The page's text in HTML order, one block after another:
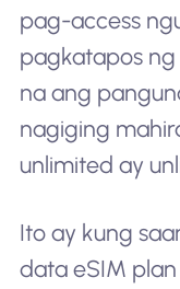
pag-access
pagkatapos
na ang
nagiging
unlimited ay
Ito ay kung
data eSIM